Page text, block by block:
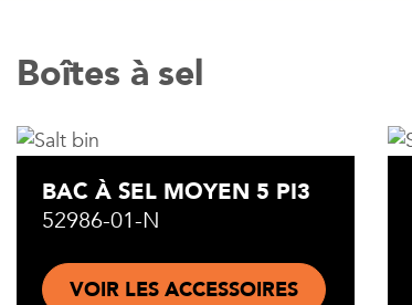
Boîtes à sel
BAC À SEL MOYEN 5 PI3
52986-01-N
VOIR LES ACCESSOIRES